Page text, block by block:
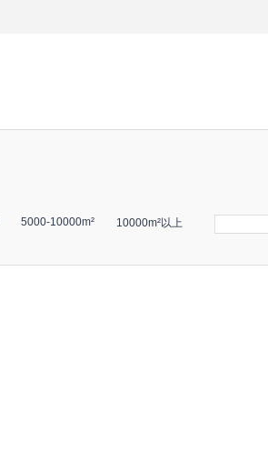
5000-10000m² 10000m²以上